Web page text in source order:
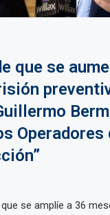
que se
Operadores
se amplíe a 36